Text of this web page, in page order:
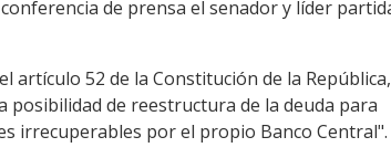
de prensa el senador y líder
52 de la Constitución de la
de reestructura de la deuda para
irrecuperables por el propio Banco Central".